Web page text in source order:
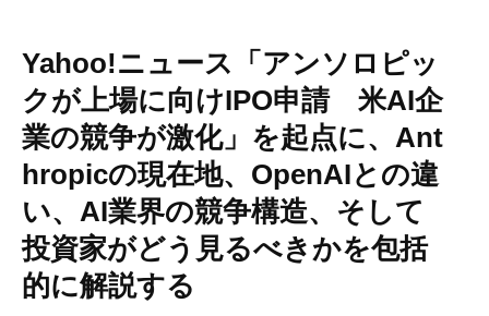
Yahoo!ニュース「アンソロピッ
クが上場に向けIPO申請 米AI企
業の競争が激化」を起点に、Ant
hropicの現在地、OpenAIとの違
い、AI業界の競争構造、そして
投資家がどう見るべきかを包括
的に解説する